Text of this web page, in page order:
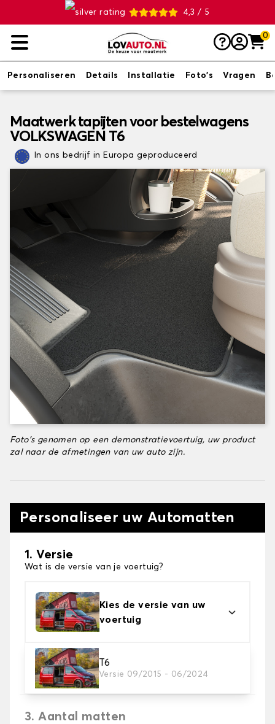
4,3 / 5
0
Personaliseren Details Installatie Foto's Vragen
Maatwerk tapijten voor bestelwagens
VOLKSWAGEN T6
In ons bedrijf in Europa geproduceerd
Foto's genomen op een demonstratievoertuig, uw product
zal naar de afmetingen van uw auto zijn.
Personaliseer uw Automatten
1. Versie
Wat is de versie van je voertuig?
Kies de versie van uw
voertuig
T6
Versie 09/2015 - 06/2024
2. Materiaal
Kies het materiaal van uw automatten
3. Aantal matten